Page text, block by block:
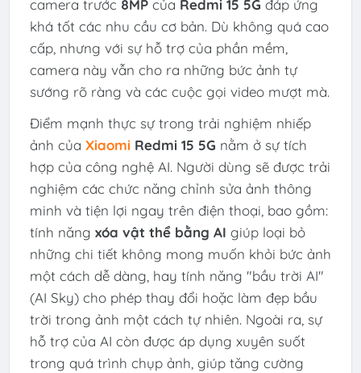
camera trước 8MPcủa Redmi 15 5G đáp ứng
khá tốt các nhu cầu cơ bản. Dù không quá cao
cấp, nhưng với sự hỗ trợ của phần mềm,
camera này vẫn cho ra những bức ảnh tự
sướng rõ ràng và các cuộc gọi video mượt mà.
Điểm mạnh thực sự trong trải nghiệm nhiếp
ảnh của Xiaomi Redmi 15 5G nằm ở sự tích
hợp của công nghệ AI. Người dùng sẽ được trải
nghiệm các chức năng chỉnh sửa ảnh thông
minh và tiện lợi ngay trên điện thoại, bao gồm:
tính năng xóa vật thể bằng AI giúp loại bỏ
những chi tiết không mong muốn khỏi bức ảnh
một cách dễ dàng, hay tính năng "bầu trời AI"
(AI Sky) cho phép thay đổi hoặc làm đẹp bầu
trời trong ảnh một cách tự nhiên. Ngoài ra, sự
hỗ trợ của AI còn được áp dụng xuyên suốt
trong quá trình chụp ảnh, giúp tăng cường